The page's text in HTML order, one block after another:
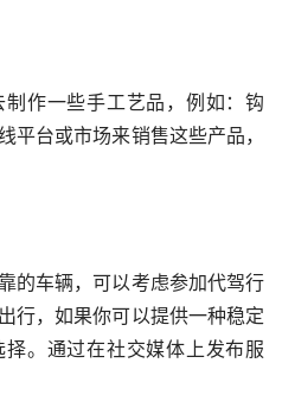
作一些手工艺品，例如：钩
平台或市场来销售这些产品，
的车辆，可以考虑参加代驾行
行，如果你可以提供一种稳定
。通过在社交媒体上发布服